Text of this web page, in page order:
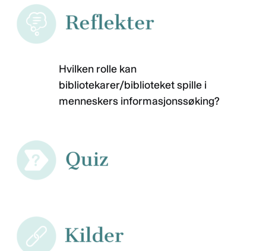
Hvilken rolle kan
bibliotekarer/biblioteket spille i
menneskers informasjonssøking?